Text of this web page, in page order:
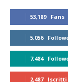
53,189 Fans
5,056
7,484
2,487 Iscritti